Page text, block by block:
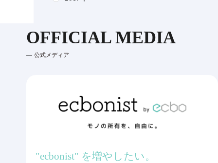
OFFICIAL MEDIA
公式メディア
"ecbonist" を増やしたい。